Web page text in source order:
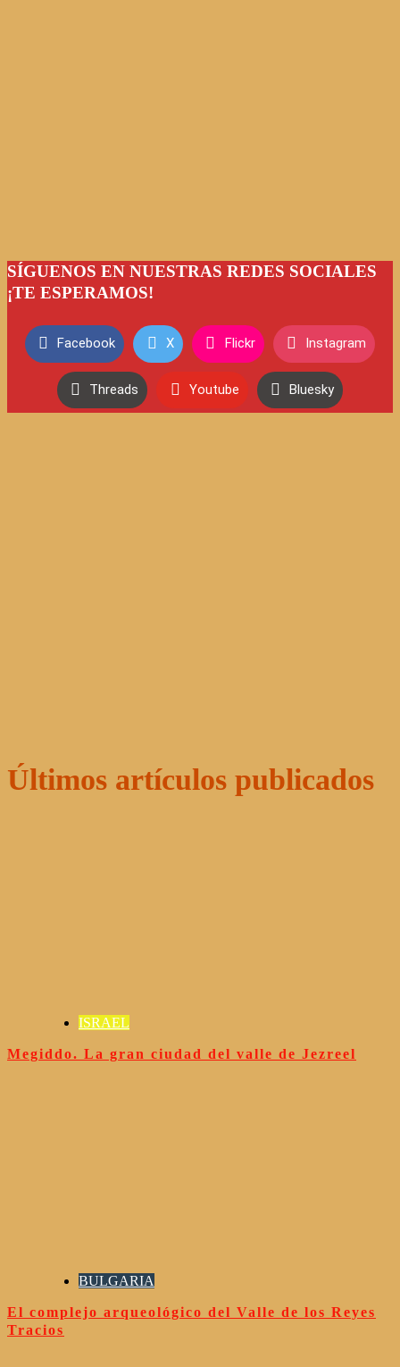
SÍGUENOS EN NUESTRAS REDES SOCIALES
¡TE ESPERAMOS!
Facebook X Flickr Instagram
Threads Youtube Bluesky
Últimos artículos publicados
ISRAEL
Megiddo. La gran ciudad del valle de Jezreel
BULGARIA
El complejo arqueológico del Valle de los Reyes
Tracios